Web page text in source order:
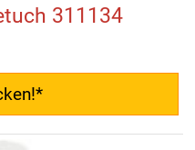
311134